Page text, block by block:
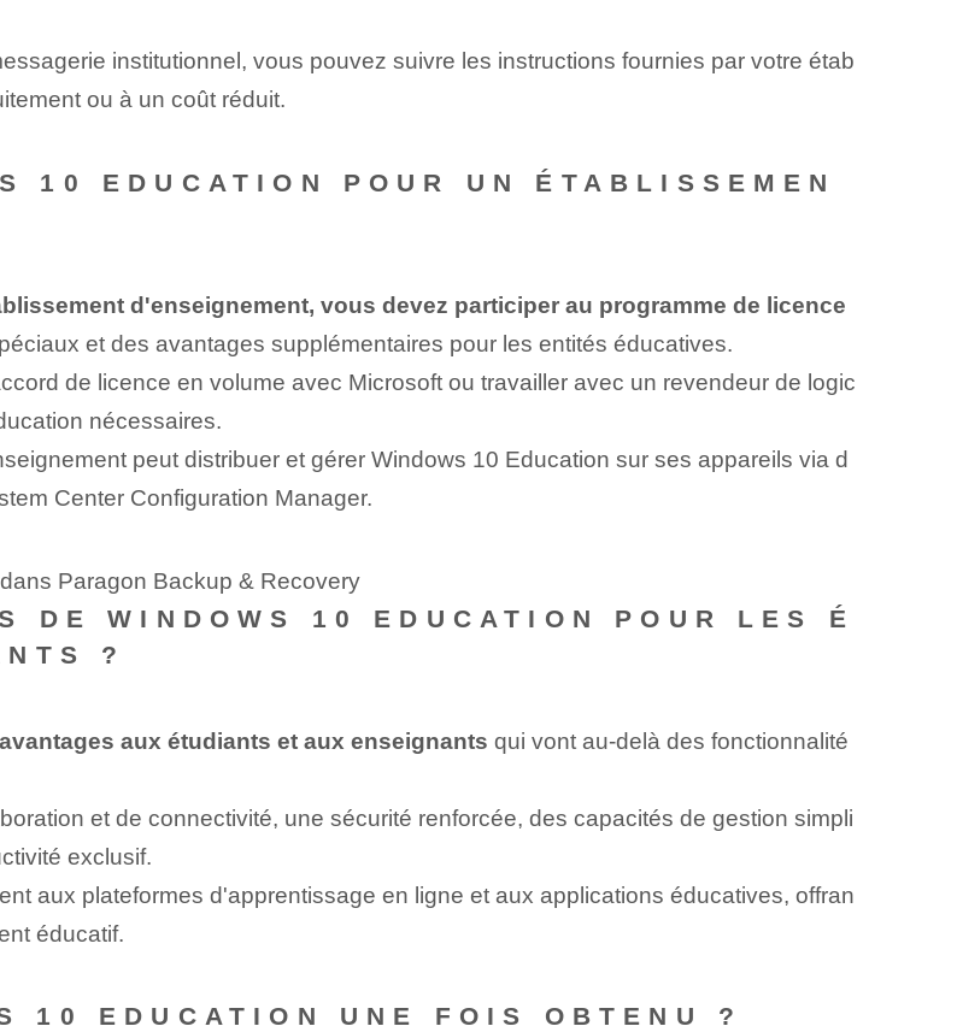
institutionnel, vous pouvez suivre les instructions fournies par votre étab
ou à un coût réduit.
10 EDUCATION POUR UN ÉTABLISSEMEN
d'enseignement, vous devez participer au programme de licence
et des avantages supplémentaires pour les entités éducatives.
de licence en volume avec Microsoft ou travailler avec un revendeur de logic
nécessaires.
peut distribuer et gérer Windows 10 Education sur ses appareils via d
Center Configuration Manager.
Paragon Backup & Recovery
DE WINDOWS 10 EDUCATION POUR LES É
?
aux étudiants et aux enseignants qui vont au-delà des fonctionnalité
et de connectivité, une sécurité renforcée, des capacités de gestion simpli
exclusif.
aux plateformes d'apprentissage en ligne et aux applications éducatives, offran
éducatif.
10 EDUCATION UNE FOIS OBTENU ?